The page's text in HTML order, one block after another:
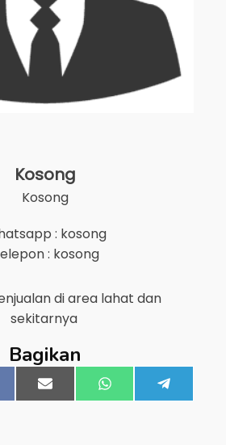
Kosong
Kosong
: kosong
: kosong
di area lahat dan
sekitarnya
Bagikan
Share
on
Email Share
on
WhatsApp
on